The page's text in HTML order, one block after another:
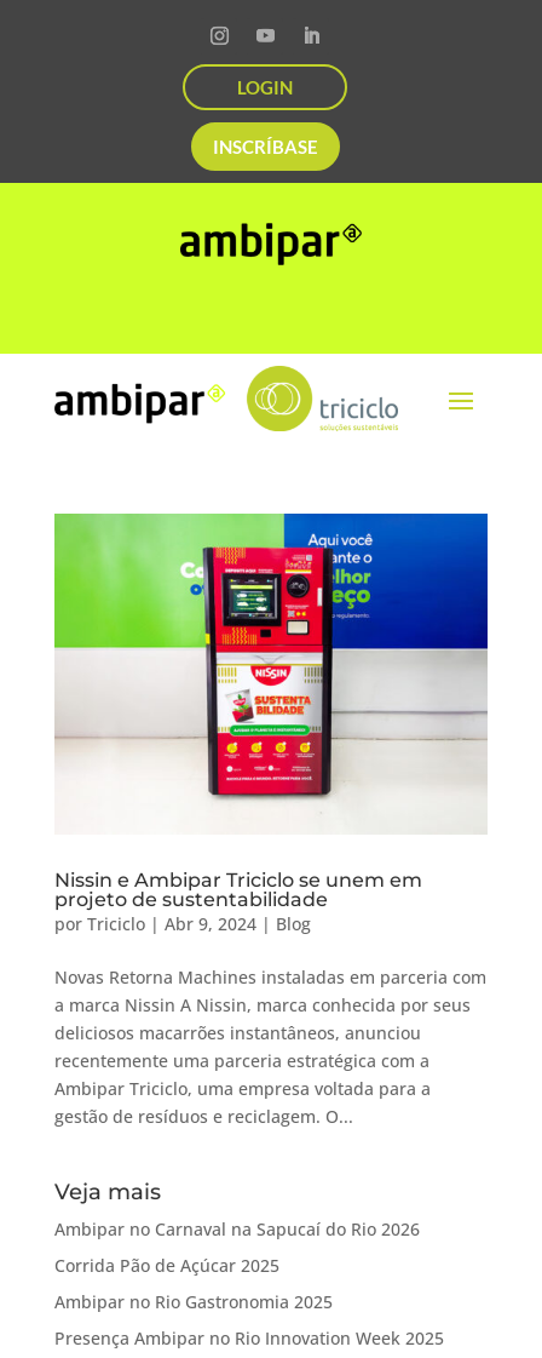
LOGIN
INSCRÍBASE
Nissin e Ambipar Triciclo se unem em
projeto de sustentabilidade
por Triciclo| Abr 9, 2024| Blog
Novas Retorna Machines instaladas em parceria com
a marca Nissin A Nissin, marca conhecida por seus
deliciosos macarrões instantâneos, anunciou
recentemente uma parceria estratégica com a
Ambipar Triciclo, uma empresa voltada para a
gestão de resíduos e reciclagem. O...
Veja mais
Ambipar no Carnaval na Sapucaí do Rio 2026
Corrida Pão de Açúcar 2025
Ambipar no Rio Gastronomia 2025
Presença Ambipar no Rio Innovation Week 2025